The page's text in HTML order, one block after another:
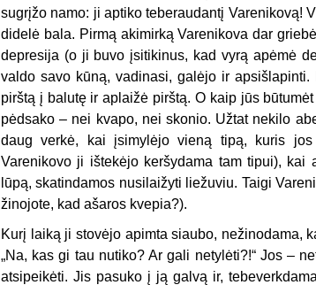
sugrįžo namo: ji aptiko teberaudantį Varenikovą!
didelė bala. Pirmą akimirką Varenikova dar
depresija (o ji buvo įsitikinus, kad vyrą apėmė
valdo savo kūną, vadinasi, galėjo ir
pirštą į balutę ir aplaižė pirštą. O kaip jūs
pėdsako – nei kvapo, nei skonio. Užtat nekilo
daug verkė, kai įsimylėjo vieną tipą, kuris
Varenikovo ji ištekėjo keršydama tam tipui), kai
lūpą, skatindamos nusilaižyti liežuviu. Taigi
žinojote, kad ašaros kvepia?).
Kurį laiką ji stovėjo apimta siaubo, nežinodama,
„Na, kas gi tau nutiko? Ar gali netylėti?!“ Jos –
atsipeikėti. Jis pasuko į ją galvą ir,